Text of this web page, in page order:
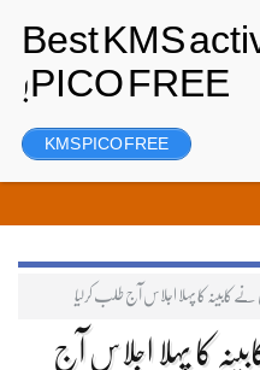
رجسٹر
کابینہ کا پہلا اجلاس آج طلب کرلیا
کا پہلا اجلاس آج
KMS PICO FREE